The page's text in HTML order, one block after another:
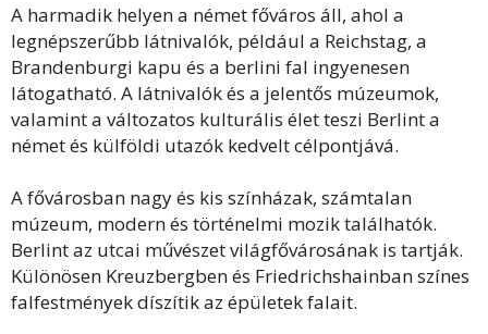
A harmadik helyen a német főváros áll, ahol a
legnépszerűbb látnivalók, például a Reichstag, a
Brandenburgi kapu és a berlini fal ingyenesen
látogatható. A látnivalók és a jelentős múzeumok,
valamint a változatos kulturális élet teszi Berlint a
német és külföldi utazók kedvelt célpontjává.
A fővárosban nagy és kis színházak, számtalan
múzeum, modern és történelmi mozik találhatók.
Berlint az utcai művészet világfővárosának is tartják.
Különösen Kreuzbergben és Friedrichshainban színes
falfestmények díszítik az épületek falait.